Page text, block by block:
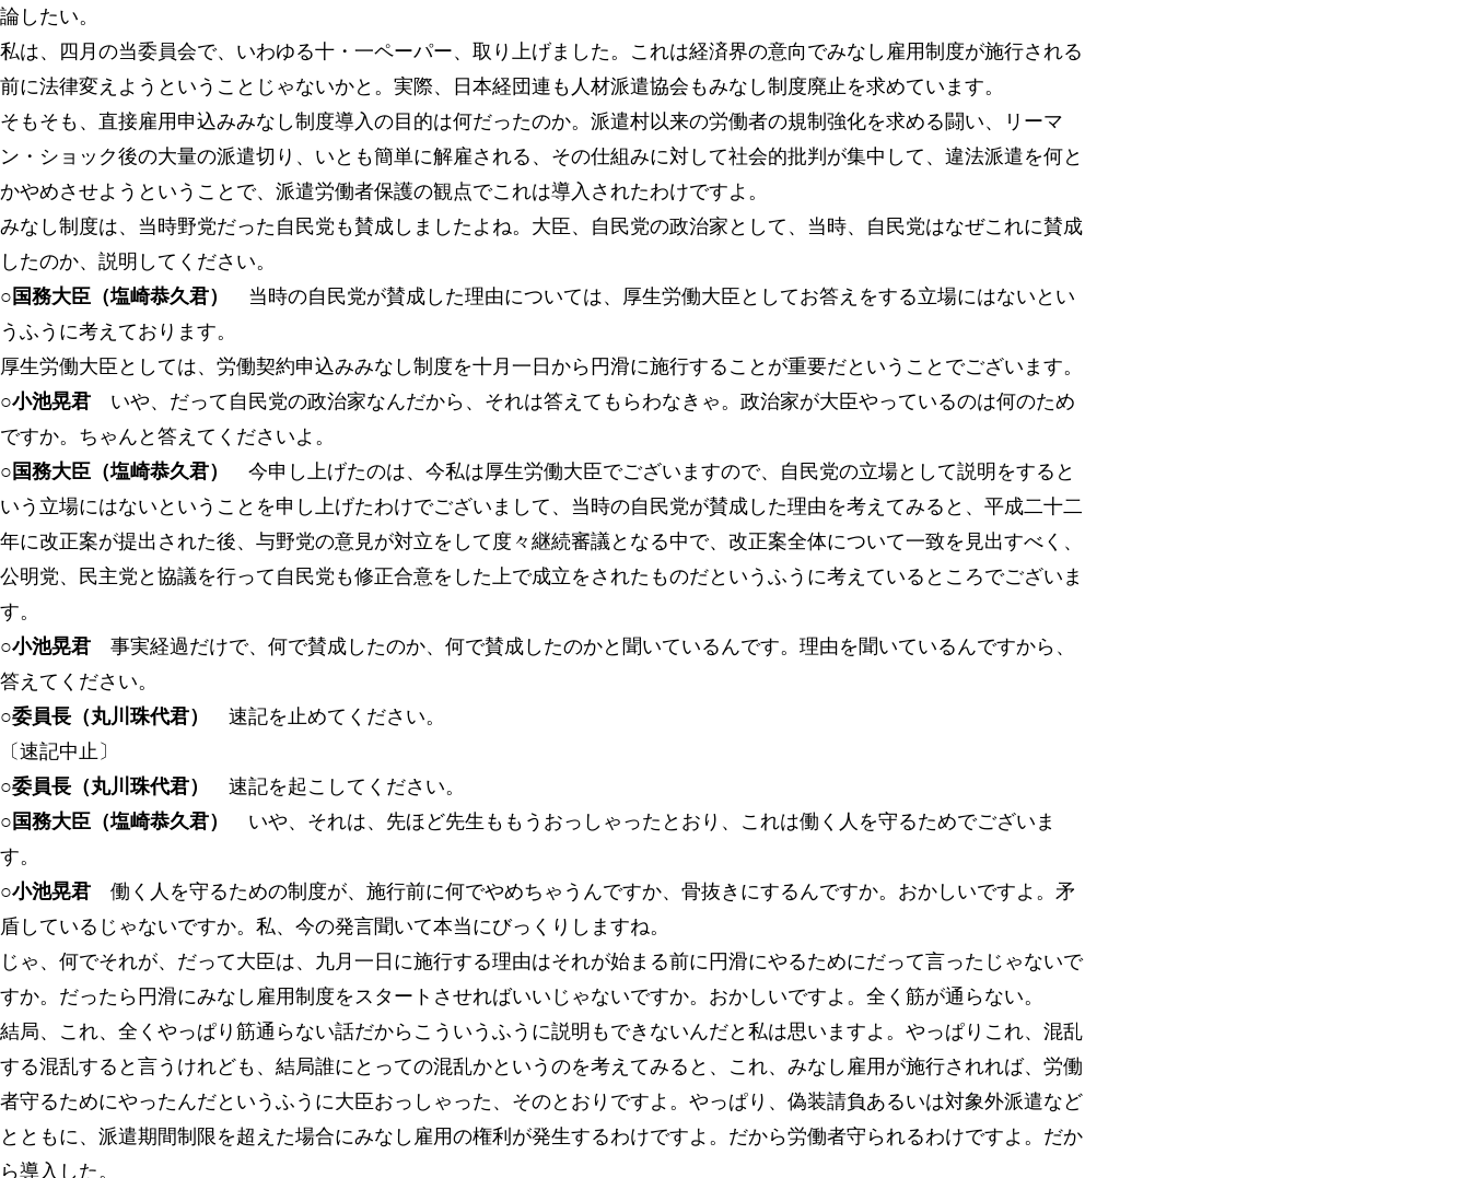
論したい。
私は、四月の当委員会で、いわゆる十・一ペーパー、取り上げました。これは経済界の意向でみなし雇用制度が施行される
前に法律変えようということじゃないかと。実際、日本経団連も人材派遣協会もみなし制度廃止を求めています。
そもそも、直接雇用申込みみなし制度導入の目的は何だったのか。派遣村以来の労働者の規制強化を求める闘い、リーマ
ン・ショック後の大量の派遣切り、いとも簡単に解雇される、その仕組みに対して社会的批判が集中して、違法派遣を何と
かやめさせようということで、派遣労働者保護の観点でこれは導入されたわけですよ。
みなし制度は、当時野党だった自民党も賛成しましたよね。大臣、自民党の政治家として、当時、自民党はなぜこれに賛成
したのか、説明してください。
○国務大臣（塩崎恭久君）
当時の自民党が賛成した理由については、厚生労働大臣としてお答えをする立場にはないとい
うふうに考えております。
厚生労働大臣としては、労働契約申込みみなし制度を十月一日から円滑に施行することが重要だということでございます。
○小池晃君 いや、だって自民党の政治家なんだから、それは答えてもらわなきゃ。政治家が大臣やっているのは何のため
ですか。ちゃんと答えてくださいよ。
○国務大臣（塩崎恭久君）
今申し上げたのは、今私は厚生労働大臣でございますので、自民党の立場として説明をすると
いう立場にはないということを申し上げたわけでございまして、当時の自民党が賛成した理由を考えてみると、平成二十二
年に改正案が提出された後、与野党の意見が対立をして度々継続審議となる中で、改正案全体について一致を見出すべく、
公明党、民主党と協議を行って自民党も修正合意をした上で成立をされたものだというふうに考えているところでございま
す。
○小池晃君 事実経過だけで、何で賛成したのか、何で賛成したのかと聞いているんです。理由を聞いているんですから、
答えてください。
○委員長（丸川珠代君）
速記を止めてください。
〔速記中止〕
○委員長（丸川珠代君）
速記を起こしてください。
○国務大臣（塩崎恭久君）
いや、それは、先ほど先生ももうおっしゃったとおり、これは働く人を守るためでございま
す。
○小池晃君 働く人を守るための制度が、施行前に何でやめちゃうんですか、骨抜きにするんですか。おかしいですよ。矛
盾しているじゃないですか。私、今の発言聞いて本当にびっくりしますね。
じゃ、何でそれが、だって大臣は、九月一日に施行する理由はそれが始まる前に円滑にやるためにだって言ったじゃないで
すか。だったら円滑にみなし雇用制度をスタートさせればいいじゃないですか。おかしいですよ。全く筋が通らない。
結局、これ、全くやっぱり筋通らない話だからこういうふうに説明もできないんだと私は思いますよ。やっぱりこれ、混乱
する混乱すると言うけれども、結局誰にとっての混乱かというのを考えてみると、これ、みなし雇用が施行されれば、労働
者守るためにやったんだというふうに大臣おっしゃった、そのとおりですよ。やっぱり、偽装請負あるいは対象外派遣など
とともに、派遣期間制限を超えた場合にみなし雇用の権利が発生するわけですよ。だから労働者守られるわけですよ。だか
ら導入した。